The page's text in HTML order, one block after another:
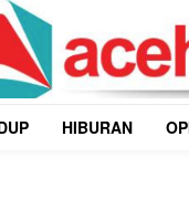
HIBURAN